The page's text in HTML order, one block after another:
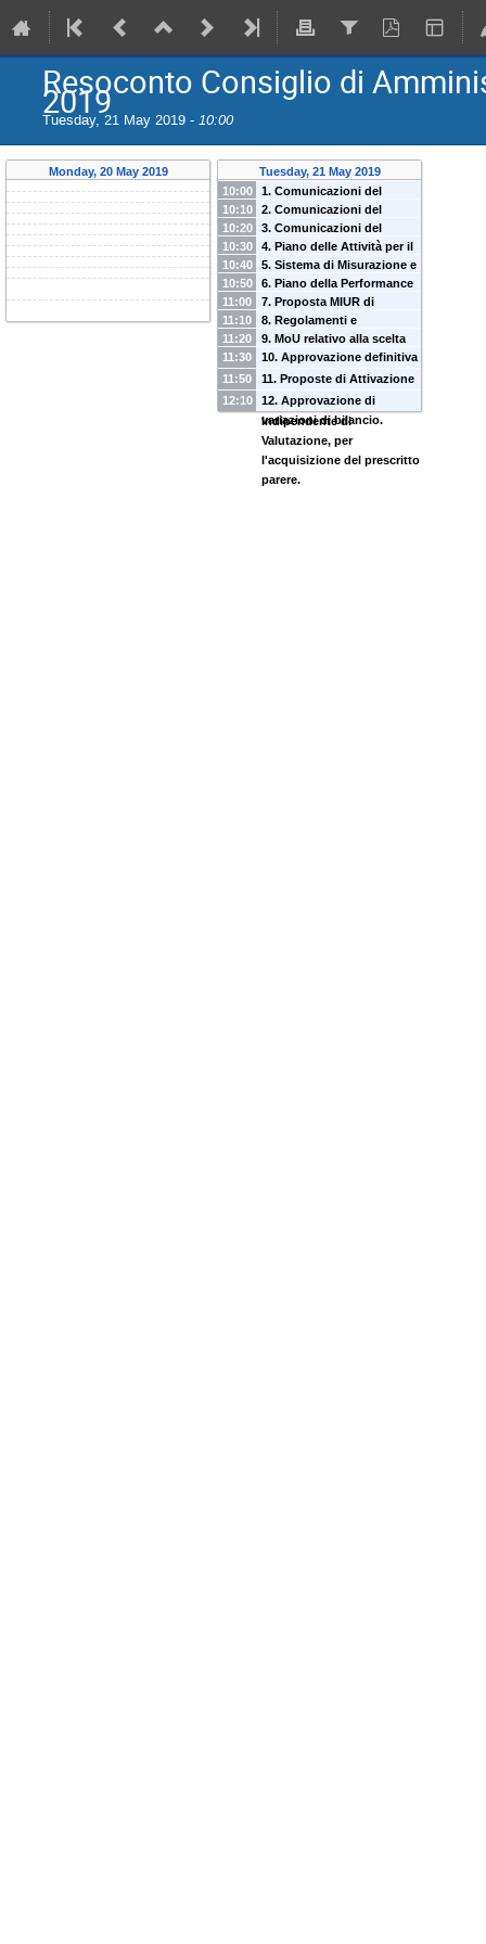
Resoconto Consiglio di
2019
Tuesday, 21 May 2019 - 10:00
Monday, 20 May 2019
Tuesday, 21 May 2019
10:00
1. Comunicazioni del
Presidente
10:10
2. Comunicazioni del
Direttore Generale.
10:20
3. Comunicazioni del
Direttore Scientifico.
10:30
4. Piano delle Attività per il
Triennio 2019-2021:
discussione e
deliberazione.
10:40
5. Sistema di Misurazione e
di Valutazione della
Performance: condivisione
del Documento da
sottoporre all'esame delle
Organizzazioni Sindacali,
per un confronto, e
dell'Organismo
Indipendente di
Valutazione, per
l'acquisizione del prescritto
parere.
10:50
6. Piano della Performance
per il Triennio 2019-2021:
approvazione.
11:00
7. Proposta MIUR di
insediamento di una sede
INAF in Calabria.
Discussione e
deliberazione.
11:10
8. Regolamenti e
Disciplinari: discussione e
deliberazione.
11:20
9. MoU relativo alla scelta
del sito del Mini Array di
ASTRI: discussione e
deliberazione.
11:30
10. Approvazione definitiva
della Direttiva sull’Utilizzo
delle Risorse Informatiche.
11:50
11. Proposte di Attivazione
di tavoli negoziali con ASI.
12:10
12. Approvazione di
variazioni di bilancio.